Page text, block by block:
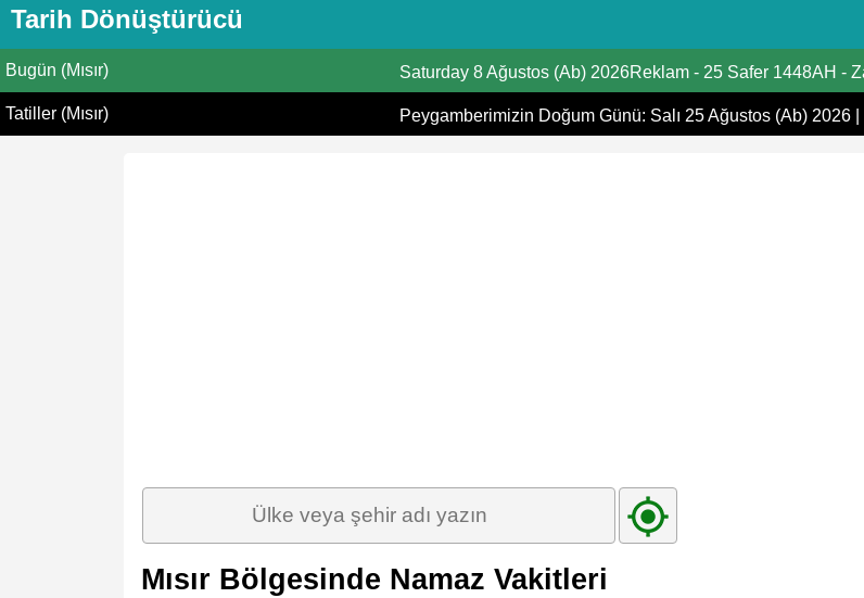
Tarih Dönüştürücü
Tarih Dönüştürücü
Hicri Takvim
Bugün (Mısır) Saturday 8 Ağustos (Ab) 2026Reklam- 25 Safer 1448AH -
Tatiller (Mısır) Peygamberimizin Doğum Günü: Salı 25 Ağustos (Ab) 2026
Mısır Bölgesinde Namaz Vakitleri